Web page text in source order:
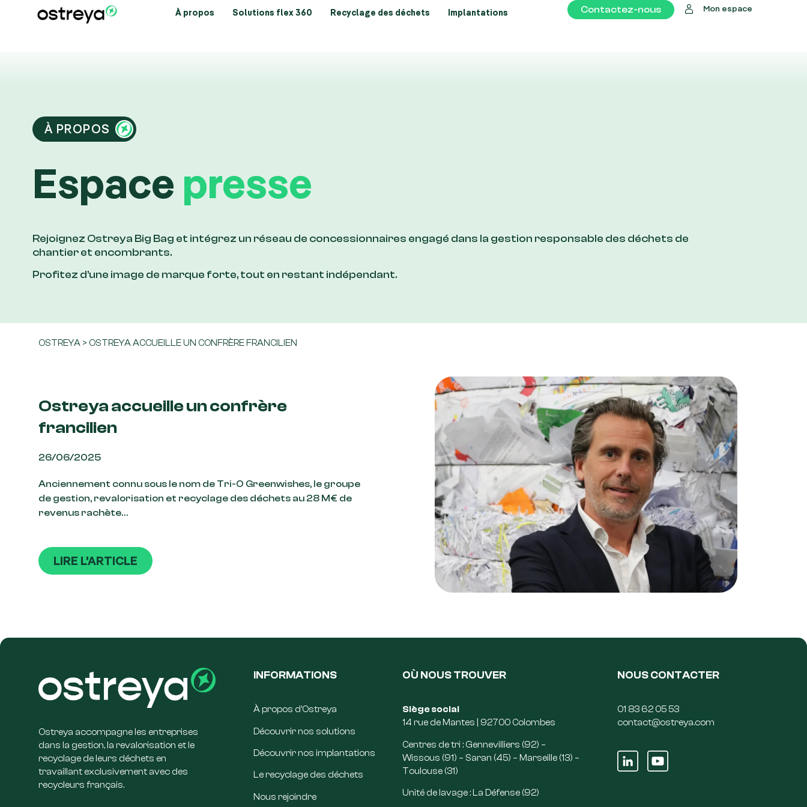
À propos Solutions flex 360 Recyclage des déchets Implantations Contactez-nous Mon espace
À PROPOS
Espace presse
Rejoignez Ostreya Big Bag et intégrez un réseau de concessionnaires engagé dans la gestion responsable des déchets de
chantier et encombrants.
Profitez d’une image de marque forte, tout en restant indépendant.
OSTREYA> OSTREYA ACCUEILLE UN CONFRÈRE FRANCILIEN
Ostreya accueille un confrère
francilien
26/06/2025
Anciennement connu sous le nom de Tri-O Greenwishes, le groupe
de gestion, revalorisation et recyclage des déchets au 28 M€ de
revenus rachète…
LIRE L'ARTICLE
Ostreya accompagne les entreprises
dans la gestion, la revalorisation et le
recyclage de leurs déchets en
travaillant exclusivement avec des
recycleurs français.
INFORMATIONS
À propos d’Ostreya
Découvrir nos solutions
Découvrir nos implantations
Le recyclage des déchets
Nous rejoindre
OÙ NOUS TROUVER
Siège social
14 rue de Mantes | 92700 Colombes
Centres de tri : Gennevilliers (92) –
Wissous (91) – Saran (45) – Marseille (13) –
Toulouse (31)
Unité de lavage : La Défense (92)
NOUS CONTACTER
01 83 62 05 53
contact@ostreya.com